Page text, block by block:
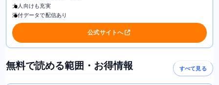
大人向けも充実
添付データで配信あり
公式サイトへ
無料で読める範囲・お得情報 すべて見る